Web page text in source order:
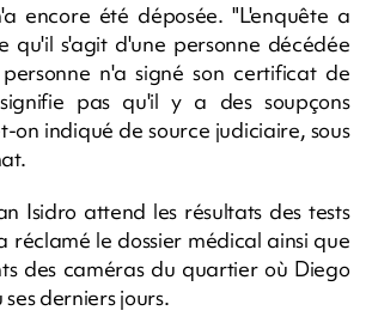
encore été déposée. "L'enquête a
qu'il s'agit d'une personne décédée
n'a signé son certificat de
pas qu'il y a des soupçons
on indiqué de source judiciaire, sous
Isidro attend les résultats des tests
réclamé le dossier médical ainsi que
des caméras du quartier où Diego
derniers jours.